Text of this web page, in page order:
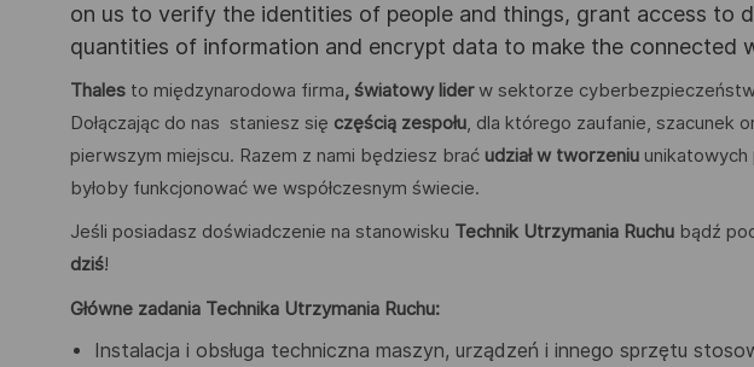
on us to verify the identities of people and things, grant access to
quantities of information and encrypt data to make the connected
Thales to międzynarodowa firma, światowy liderw sektorze
Dołączając do nas staniesz się częścią zespołu, dla którego zaufanie, szacunek
pierwszym miejscu. Razem z nami będziesz brać udział w tworzeniu unikatowych
byłoby funkcjonować we współczesnym świecie.
Jeśli posiadasz doświadczenie na stanowisku Technik Utrzymania Ruchu bądź
dziś!
Główne zadania Technika Utrzymania Ruchu:
Instalacja i obsługa techniczna maszyn, urządzeń i innego sprzętu